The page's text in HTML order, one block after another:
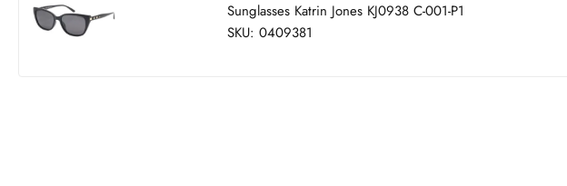
Sunglasses Katrin Jones KJ0938 C-001-P1
SKU: 0409381